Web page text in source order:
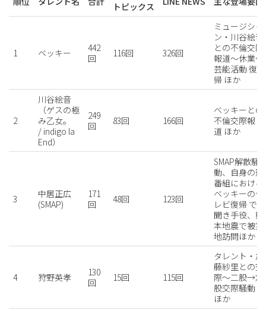
トピックス
1 ベッキー
442
回
116回 326回
ミュージシャ
ン・川谷絵音
との不倫交際
報道〜休業〜
芸能活動 復
帰 ほか
2
川谷絵音
（ゲスの極
み乙女。
/ indigo la
End）
249
回
83回 166回
ベッキーとの
不倫交際報
道 ほか
3
中居正広
(SMAP)
171
回
48回 123回
SMAP解散騒
動、自身の冠
番組における
ベッキーのテ
レビ復帰 で
聞き手役、熊
本地震で被災
地訪問ほか
4 狩野英孝
130
回
15回 115回
タレント・加
藤紗里との交
際〜二股→六
股交際騒動
ほか